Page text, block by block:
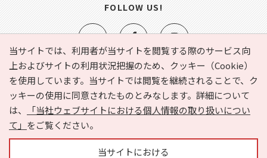
当サイトでは、利用者が当サイトを閲覧する際のサービス向
上およびサイトの利用状況把握のため、クッキー（Cookie）
を使用しています。当サイトでは閲覧を継続されることで、ク
ッキーの使用に同意されたものとみなします。詳細について
は、
「当社ウェブサイトにおける個人情報の取り扱いについ
て」 をご覧ください。
当サイトにおける
e-NAVITA（イーナビタ）とは？ お気に入り
ヘルプ
利用規約
個人情報の取り扱いについて
運営会社
サイトマップ
広告掲載に関するお問い合わせ
FOLLOW US!